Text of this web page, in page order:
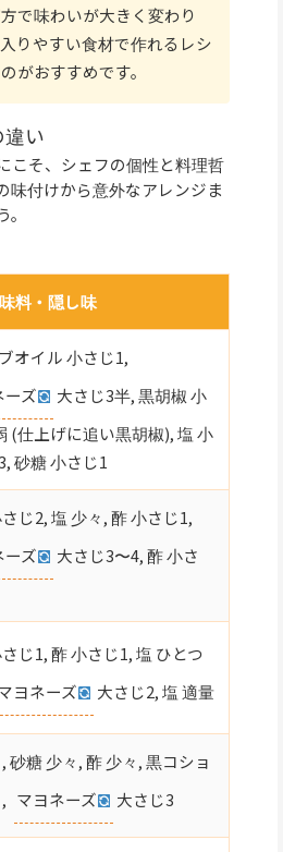
で味わいが大きく変わり
りやすい食材で作れるレシ
がおすすめです。
い
こそ、シェフの個性と料理哲
味付けから意外なアレンジま
料・隠し味
オイル 小さじ1,
ーズ
大さじ3半, 黒胡椒 小
(仕上げに追い黒胡椒), 塩 小
砂糖 小さじ1
じ2, 塩 少々, 酢 小さじ1,
ーズ
大さじ3〜4, 酢 小さ
じ1, 酢 小さじ1, 塩 ひとつ
ヨネーズ 大さじ2, 塩 適量
砂糖 少々, 酢 少々, 黒コショ
マヨネーズ 大さじ3